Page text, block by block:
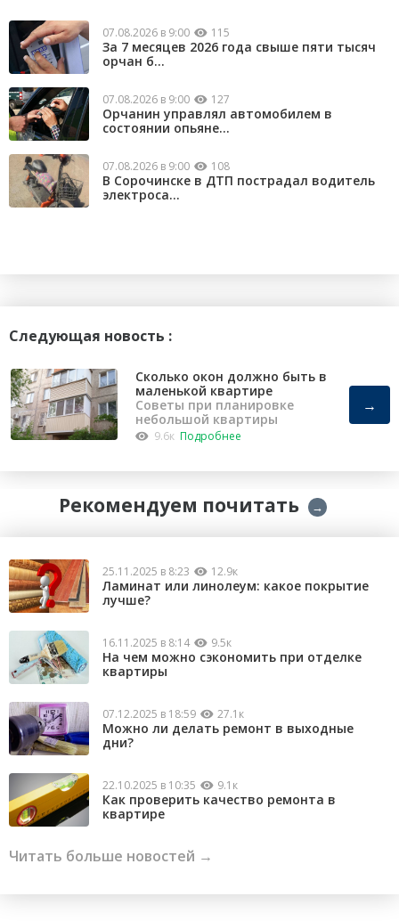
07.08.2026 в 9:00 115
За 7 месяцев 2026 года свыше пяти тысяч
орчан б...
07.08.2026 в 9:00 127
Орчанин управлял автомобилем в
состоянии опьяне...
07.08.2026 в 9:00 108
В Сорочинске в ДТП пострадал водитель
электроса...
Следующая новость :
Сколько окон должно быть в
маленькой квартире
Советы при планировке
небольшой квартиры
9.6к Подробнее
→
Рекомендуем почитать →
25.11.2025 в 8:23 12.9к
Ламинат или линолеум: какое покрытие
лучше?
16.11.2025 в 8:14 9.5к
На чем можно сэкономить при отделке
квартиры
07.12.2025 в 18:59 27.1к
Можно ли делать ремонт в выходные
дни?
22.10.2025 в 10:35 9.1к
Как проверить качество ремонта в
квартире
Читать больше новостей →